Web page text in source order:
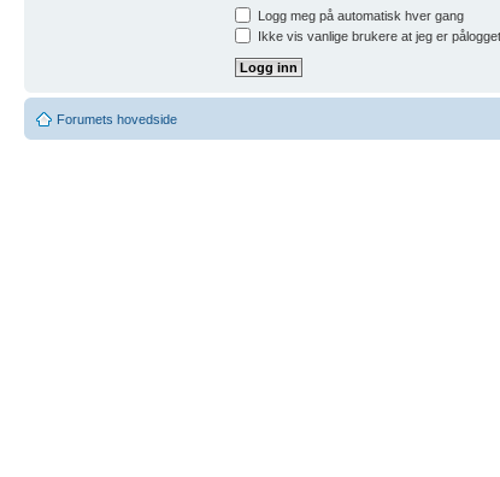
Logg meg på automatisk hver gang
Ikke vis vanlige brukere at jeg er pålogget
Forumets hovedside